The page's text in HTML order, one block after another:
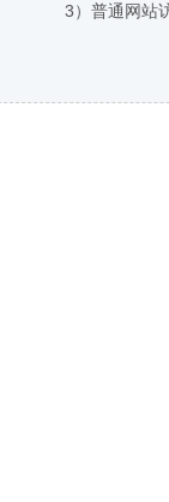
3）普通网站